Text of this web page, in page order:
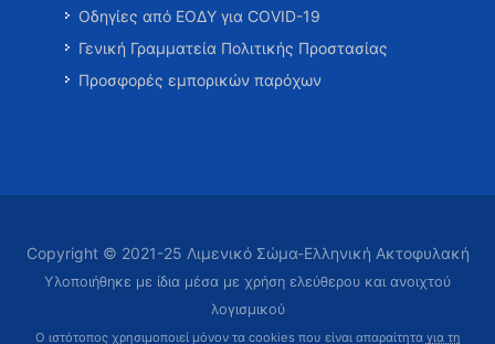
Οδηγίες από ΕΟΔΥ για COVID-19
Γενική Γραμματεία Πολιτικής Προστασίας
Προσφορές εμπορικών παρόχων
Copyright © 2021-25 Λιμενικό Σώμα-Ελληνική Ακτοφυλακή
Υλοποιήθηκε με ίδια μέσα με χρήση ελεύθερου και ανοιχτού
λογισμικού
Ο ιστότοπος χρησιμοποιεί μόνον τα cookies που είναι απαραίτητα για τη